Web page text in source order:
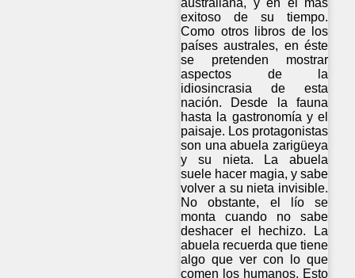
exitoso de su tiempo.
Como otros libros de los
países australes, en éste
se pretenden mostrar
aspectos de la
idiosincrasia de esta
nación. Desde la fauna
hasta la gastronomía y el
paisaje. Los protagonistas
son una abuela zarigüeya
y su nieta. La abuela
suele hacer magia, y sabe
volver a su nieta invisible.
No obstante, el lío se
monta cuando no sabe
deshacer el hechizo. La
abuela recuerda que tiene
algo que ver con lo que
comen los humanos. Esto